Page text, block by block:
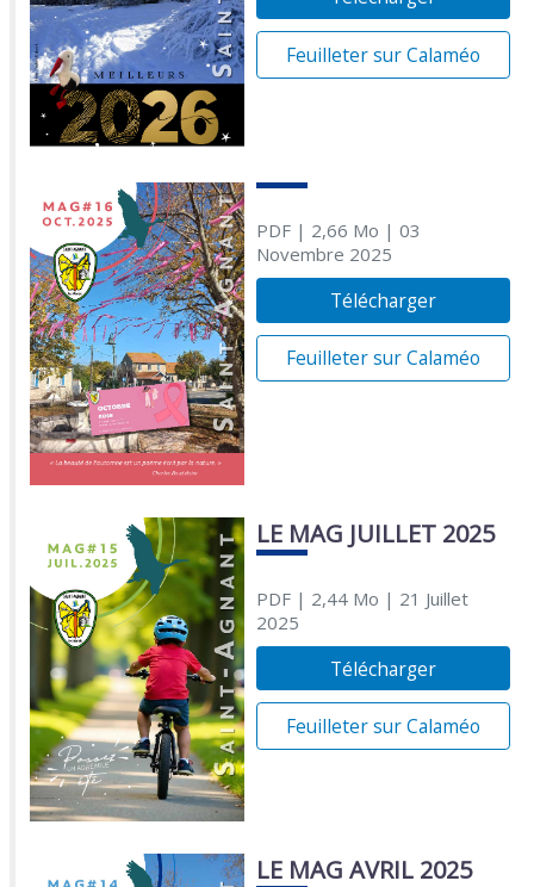
Feuilleter sur Calaméo
PDF| 2,66 Mo | 03
Novembre 2025
Télécharger
Feuilleter sur Calaméo
LE MAG JUILLET 2025
PDF| 2,44 Mo | 21 Juillet
2025
Télécharger
Feuilleter sur Calaméo
LE MAG AVRIL 2025